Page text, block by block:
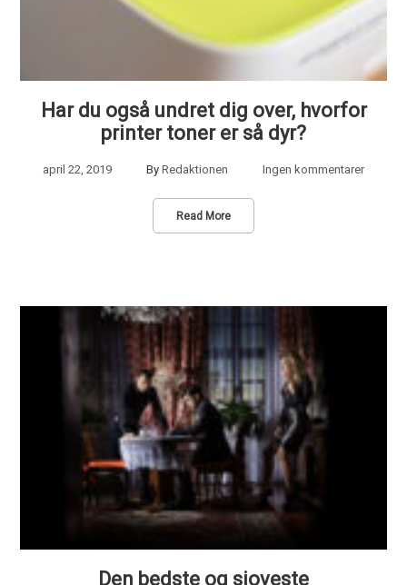
Har du også undret dig over, hvorfor
printer toner er så dyr?
april 22, 2019 By Redaktionen Ingen kommentarer
Read More
Den bedste og sjoveste